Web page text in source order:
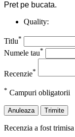
Pret pe bucata.
Quality:
Titlu*
Numele tau*
Recenzie*
* Campuri obligatorii
Anuleaza Trimite
Recenzia a fost trimisa